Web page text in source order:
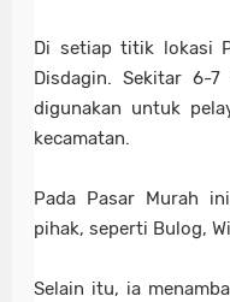
Di setiap titik lokasi
Disdagin. Sekitar 6-
digunakan untuk
kecamatan.
Pada Pasar Murah
pihak, seperti Bulog,
Selain itu, ia